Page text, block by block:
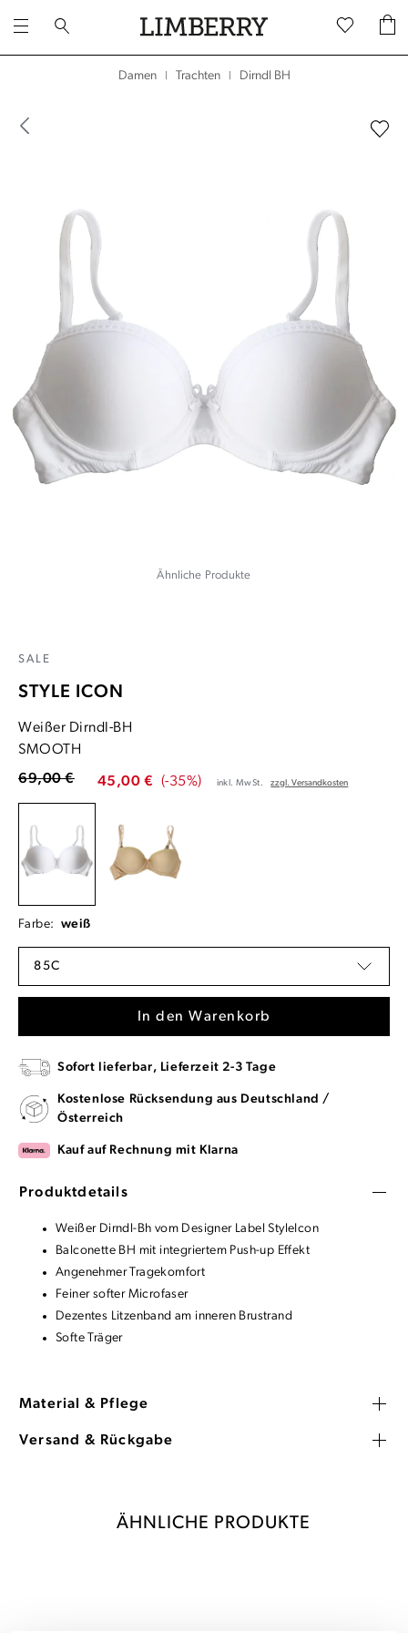
Damen Trachten Dirndl BH
Ähnliche Produkte
SALE
STYLE ICON
Weißer Dirndl-BH
SMOOTH
45,00 € (-35%)
69,00 € inkl. MwSt. zzgl. Versandkosten
Farbe: weiß
85C
In den Warenkorb
Sofort lieferbar, Lieferzeit 2-3 Tage
Kostenlose Rücksendung aus Deutschland /
Österreich
Kauf auf Rechnung mit Klarna
Produktdetails
Weißer Dirndl-Bh vom Designer Label StyleIcon
Balconette BH mit integriertem Push-up Effekt
Angenehmer Tragekomfort
Feiner softer Microfaser
Dezentes Litzenband am inneren Brustrand
Softe Träger
Material & Pflege
Versand & Rückgabe
ÄHNLICHE PRODUKTE